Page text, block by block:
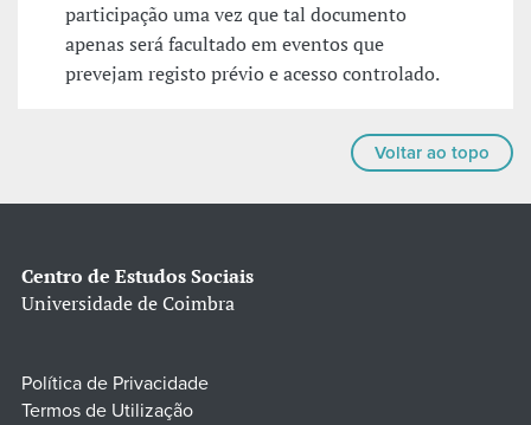
participação uma vez que tal documento
apenas será facultado em eventos que
prevejam registo prévio e acesso controlado.
Voltar ao topo
Centro de Estudos Sociais
Universidade de Coimbra
Política de Privacidade
Termos de Utilização